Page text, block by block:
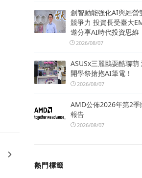
創智動能強化AI與經營
競爭力 投資長受臺大
邀分享AI時代投資思維
2026/08/07
ASUSx三麗鷗耍酷聯萌
開學祭搶抱AI筆電！
2026/08/07
AMD公佈2026年第2季
報告
2026/08/07
熱門標籤